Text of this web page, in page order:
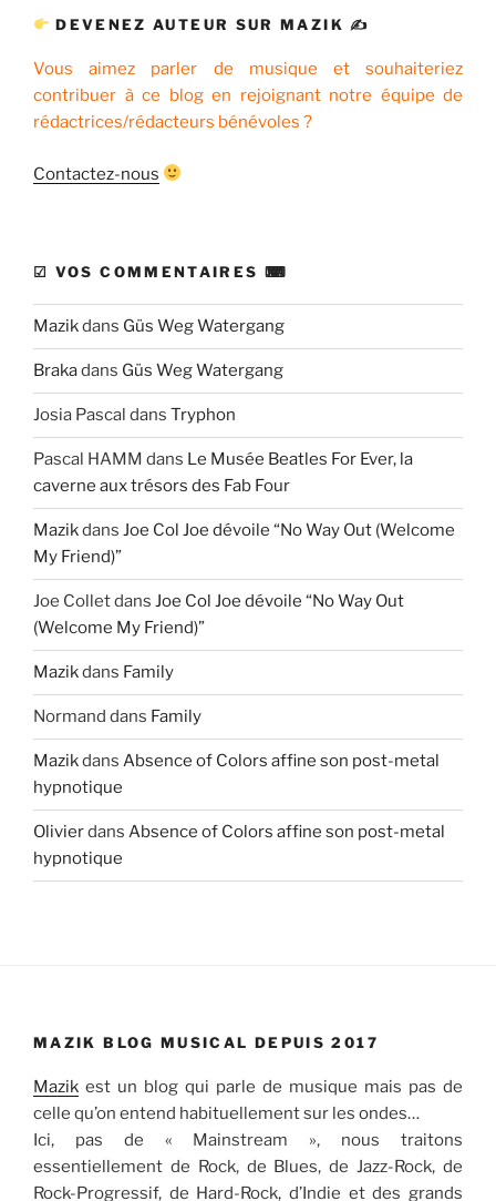
DEVENEZ AUTEUR SUR MAZIK ✍
Vous aimez parler de musique et souhaiteriez
contribuer à ce blog en rejoignant notre équipe de
rédactrices/rédacteurs bénévoles ?
Contactez-nous
☑ VOS COMMENTAIRES ⌨
Mazikdans Güs Weg Watergang
Brakadans Güs Weg Watergang
Josia Pascal dans Tryphon
Pascal HAMM dans Le Musée Beatles For Ever, la
caverne aux trésors des Fab Four
Mazikdans Joe Col Joe dévoile “No Way Out (Welcome
My Friend)”
Joe Colletdans Joe Col Joe dévoile “No Way Out
(Welcome My Friend)”
Mazikdans Family
Normand dans Family
Mazikdans Absence of Colors affine son post-metal
hypnotique
Olivierdans Absence of Colors affine son post-metal
hypnotique
MAZIK BLOG MUSICAL DEPUIS 2017
Mazik est un blog qui parle de musique mais pas de
celle qu’on entend habituellement sur les ondes…
Ici, pas de « Mainstream », nous traitons
essentiellement de Rock, de Blues, de Jazz-Rock, de
Rock-Progressif, de Hard-Rock, d’Indie et des grands